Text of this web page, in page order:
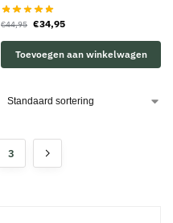
€44,95 €34,95
Toevoegen aan winkelwagen
3